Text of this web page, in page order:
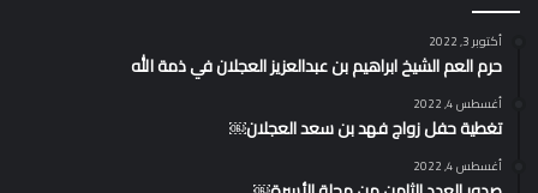
أكتوبر 3, 2022
حرم العم الشيخ ابراهيم بن عبدالعزيز العجلان في ذمة الله
أغسطس 4, 2022
تغطية حفل زواج فهد بن سعد العجلان￼
أغسطس 4, 2022